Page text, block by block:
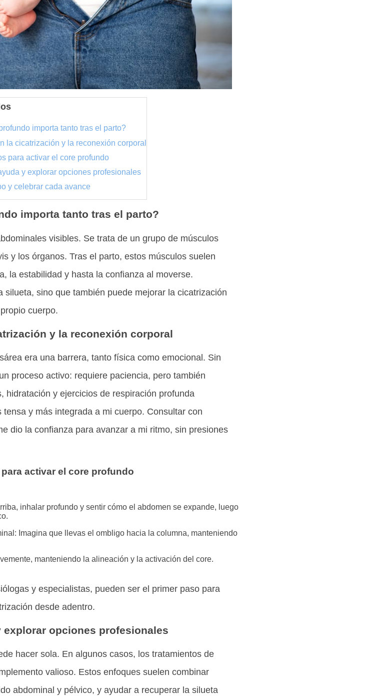
importa tanto tras el parto?
la cicatrización y la reconexión corporal
para activar el core profundo
y explorar opciones profesionales
y celebrar cada avance
importa tanto tras el parto?
visibles. Se trata de un grupo de músculos
y los órganos. Tras el parto, estos músculos suelen
la estabilidad y hasta la confianza al moverse.
sino que también puede mejorar la cicatrización
cuerpo.
y la reconexión corporal
era una barrera, tanto física como emocional. Sin
proceso activo: requiere paciencia, pero también
hidratación y ejercicios de respiración profunda
y más integrada a mi cuerpo. Consultar con
dio la confianza para avanzar a mi ritmo, sin presiones
activar el core profundo
inhalar profundo y sentir cómo el abdomen se expande, luego
Imagina que llevas el ombligo hacia la columna, manteniendo
manteniendo la alineación y la activación del core.
y especialistas, pueden ser el primer paso para
desde adentro.
explorar opciones profesionales
hacer sola. En algunos casos, los tratamientos de
valioso. Estos enfoques suelen combinar
abdominal y pélvico, y ayudar a recuperar la silueta